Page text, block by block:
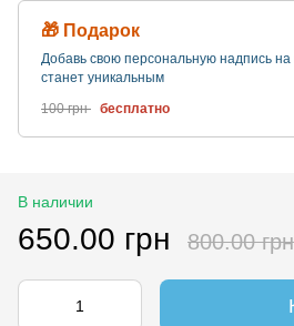
🎁 Подарок
Добавь свою персональную надпись
станет уникальным
100 грн бесплатно
В наличии
650.00 грн 800.00 грн